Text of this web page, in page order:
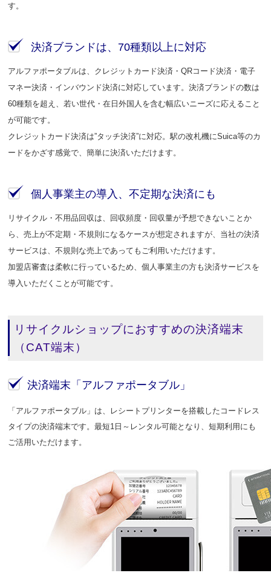
す。
決済ブランドは、70種類以上に対応
アルファポータブルは、クレジットカード決済・QRコード決済・電子
マネー決済・インバウンド決済に対応しています。決済ブランドの数は
60種類を超え、若い世代・在日外国人を含む幅広いニーズに応えること
が可能です。
クレジットカード決済は”タッチ決済”に対応。駅の改札機にSuica等のカ
ードをかざす感覚で、簡単に決済いただけます。
個人事業主の導入、不定期な決済にも
リサイクル・不用品回収は、回収頻度・回収量が予想できないことか
ら、売上が不定期・不規則になるケースが想定されますが、当社の決済
サービスは、不規則な売上であってもご利用いただけます。
加盟店審査は柔軟に行っているため、個人事業主の方も決済サービスを
導入いただくことが可能です。
リサイクルショップにおすすめの決済端末
（CAT端末）
決済端末「アルファポータブル」
「アルファポータブル」は、レシートプリンターを搭載したコードレス
タイプの決済端末です。最短1日～レンタル可能となり、短期利用にも
ご活用いただけます。